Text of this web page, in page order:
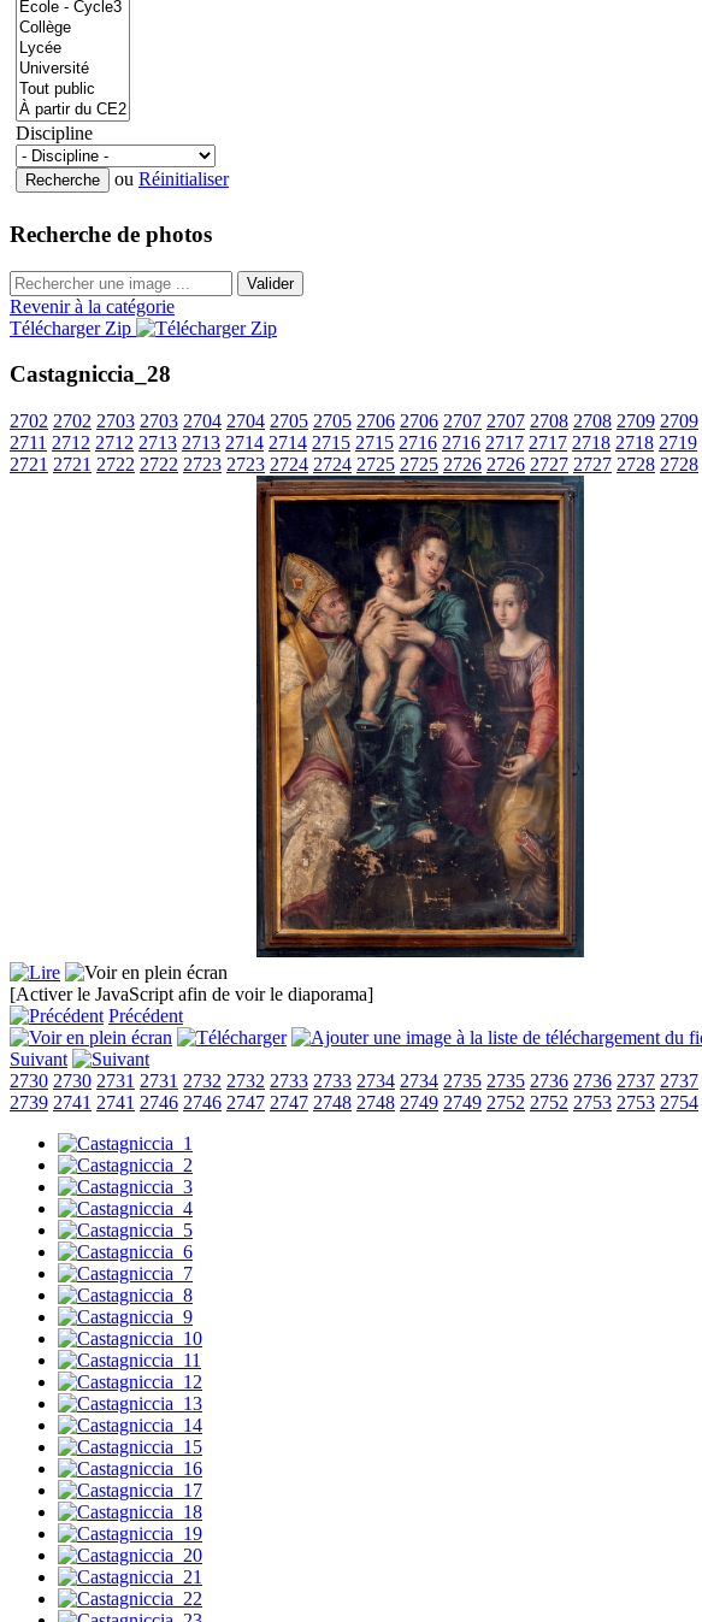
Discipline
ou Réinitialiser
Recherche de photos
Valider
Revenir à la catégorie
Télécharger Zip
Castagniccia_28
2702 2702 2703 2703 2704 2704 2705 2705 2706 2706 2707 2707 2708 2708 2709 2709
2711 2712 2712 2713 2713 2714 2714 2715 2715 2716 2716 2717 2717 2718 2718 2719
2721 2721 2722 2722 2723 2723 2724 2724 2725 2725 2726 2726 2727 2727 2728 2728
[Activer le JavaScript afin de voir le diaporama]
Précédent
Suivant
2730 2730 2731 2731 2732 2732 2733 2733 2734 2734 2735 2735 2736 2736 2737 2737
2739 2741 2741 2746 2746 2747 2747 2748 2748 2749 2749 2752 2752 2753 2753 2754